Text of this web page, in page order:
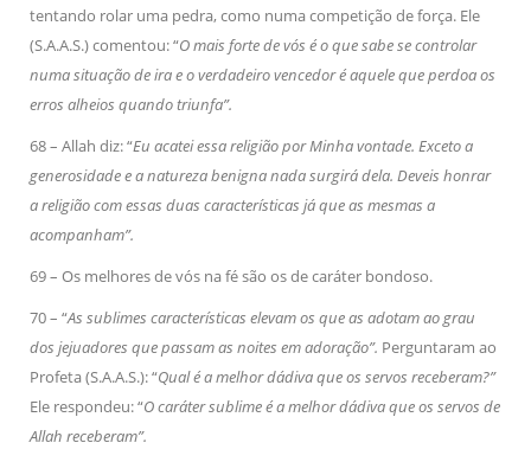
tentando rolar uma pedra, como numa competição de força. Ele
(S.A.A.S.) comentou: “O mais forte de vós é o que sabe se controlar
numa situação de ira e o verdadeiro vencedor é aquele que perdoa os
erros alheios quando triunfa”.
68 – Allah diz: “Eu acatei essa religião por Minha vontade. Exceto a
generosidade e a natureza benigna nada surgirá dela. Deveis honrar
a religião com essas duas características já que as mesmas a
acompanham”.
69 – Os melhores de vós na fé são os de caráter bondoso.
70 – “As sublimes características elevam os que as adotam ao grau
dos jejuadores que passam as noites em adoração”. Perguntaram ao
Profeta (S.A.A.S.): “Qual é a melhor dádiva que os servos receberam?”
Ele respondeu: “O caráter sublime é a melhor dádiva que os servos de
Allah receberam”.